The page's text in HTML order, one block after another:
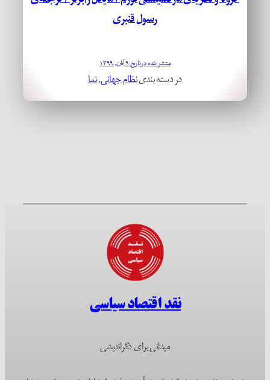
رسول قنبری
منتشر شده در تاریخ ۹ آبان, ۱۳۹۹
در دسته بندینظام جهانی, نما
نقد اقتصاد سیاسی
میدانی برای دگراندیشی